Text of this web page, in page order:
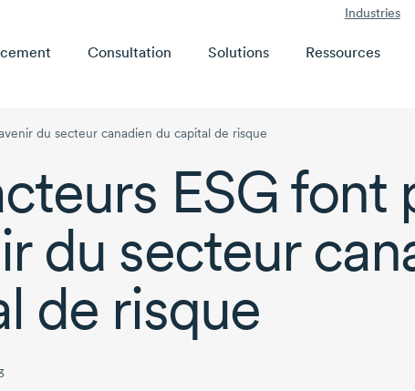
Industries
Consultation Solutions
Ressources
du secteur canadien du capital de risque
ESG font
du secteur
de risque